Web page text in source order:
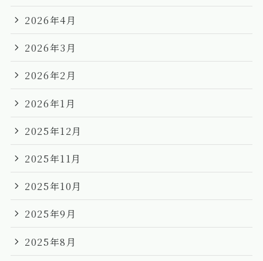
2026年4月
2026年3月
2026年2月
2026年1月
2025年12月
2025年11月
2025年10月
2025年9月
2025年8月